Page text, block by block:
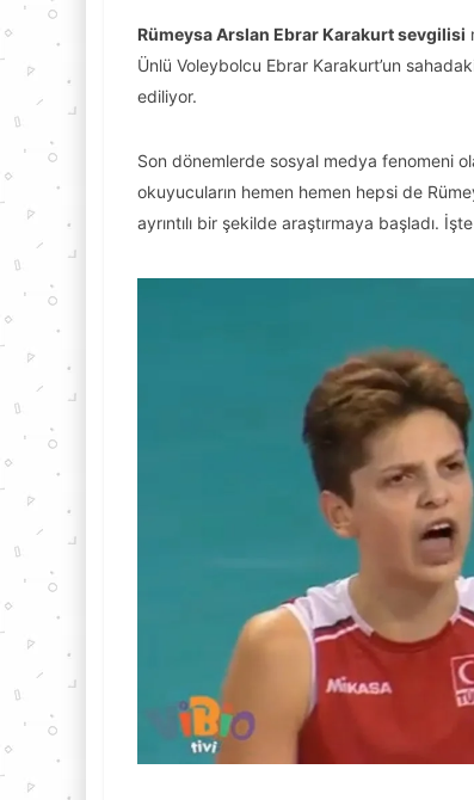
Rümeysa Arslan Ebrar Karakurt sevgilisi
Ünlü Voleybolcu Ebrar Karakurt’un
ediliyor.
Son dönemlerde sosyal medya fenomeni
okuyucuların hemen hemen hepsi de
ayrıntılı bir şekilde araştırmaya başladı.